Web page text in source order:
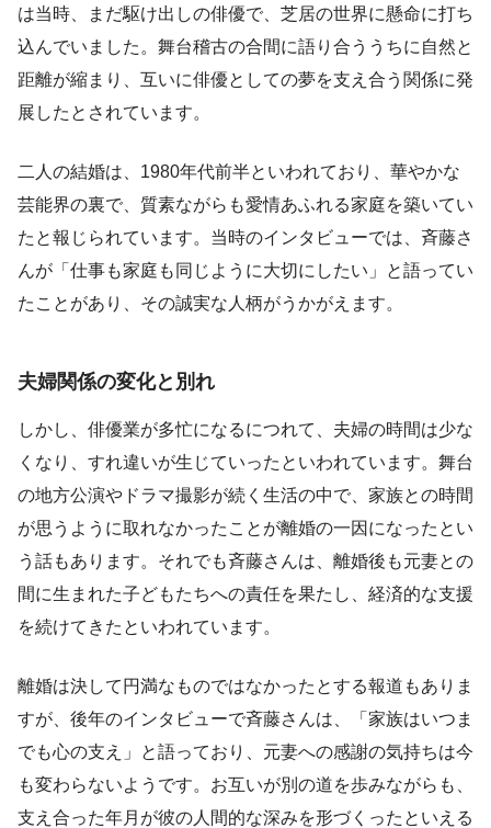
は当時、まだ駆け出しの俳優で、芝居の世界に懸命に打ち
込んでいました。舞台稽古の合間に語り合ううちに自然と
距離が縮まり、互いに俳優としての夢を支え合う関係に発
展したとされています。
二人の結婚は、1980年代前半といわれており、華やかな
芸能界の裏で、質素ながらも愛情あふれる家庭を築いてい
たと報じられています。当時のインタビューでは、斉藤さ
んが「仕事も家庭も同じように大切にしたい」と語ってい
たことがあり、その誠実な人柄がうかがえます。
夫婦関係の変化と別れ
しかし、俳優業が多忙になるにつれて、夫婦の時間は少な
くなり、すれ違いが生じていったといわれています。舞台
の地方公演やドラマ撮影が続く生活の中で、家族との時間
が思うように取れなかったことが離婚の一因になったとい
う話もあります。それでも斉藤さんは、離婚後も元妻との
間に生まれた子どもたちへの責任を果たし、経済的な支援
を続けてきたといわれています。
離婚は決して円満なものではなかったとする報道もありま
すが、後年のインタビューで斉藤さんは、「家族はいつま
でも心の支え」と語っており、元妻への感謝の気持ちは今
も変わらないようです。お互いが別の道を歩みながらも、
支え合った年月が彼の人間的な深みを形づくったといえる